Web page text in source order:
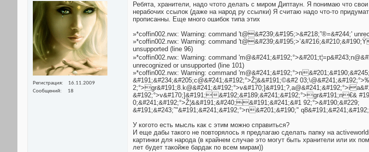
Регистрация
16.11.2009
Сообщений
18
Ребята, хранители, надо чтото делать с миром Диптаун. Я понимаю что
нерабочих ссылок (даже на народ ру ссылки) Я считаю надо что-то
прописанны. Еще много ошибок типа этих
»*coffin002.rwx: Warning: command 't@&#239;&#195;>&#218;”®=&#244;'
»*coffin002.rwx: Warning: command
unsupported (line 96)
»*coffin002.rwx: Warning: command
unrecognized or unsupported (line 101)
»*coffin002.rwx: Warning: command
&#191;&#234;&#205;c@&#241;&#192;°>Ž¦&&#191;©&#2
&#192;°>v&#170;]&#191;&#192;&#189;&#241;&#192;°>gr&#191;n€&
0;&#241;&#192;°>Ž¦&&#191;&#240;&#191;&#241;&#1 92;°>&#190;&#229;
&#191;&#243;ˆ"&#191;&#241;&#192;°>n&#201;&#190;"
У когото есть мысль как с этим можно справиться?
И еще дабы такого не повторялось я предлагаю сделать папку на
картинки для народа (в крайнем случае это могут быть хранители или их
лет будет такойже бардак по всем мирам))